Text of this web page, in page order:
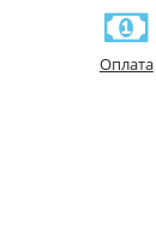
Оплата